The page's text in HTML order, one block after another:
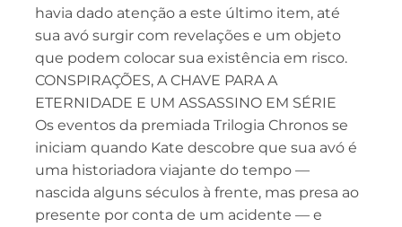
havia dado atenção a este último item, até
sua avó surgir com revelações e um objeto
que podem colocar sua existência em risco.
CONSPIRAÇÕES, A CHAVE PARA A
ETERNIDADE E UM ASSASSINO EM SÉRIE
Os eventos da premiada Trilogia Chronos se
iniciam quando Kate descobre que sua avó é
uma historiadora viajante do tempo —
nascida alguns séculos à frente, mas presa ao
presente por conta de um acidente — e